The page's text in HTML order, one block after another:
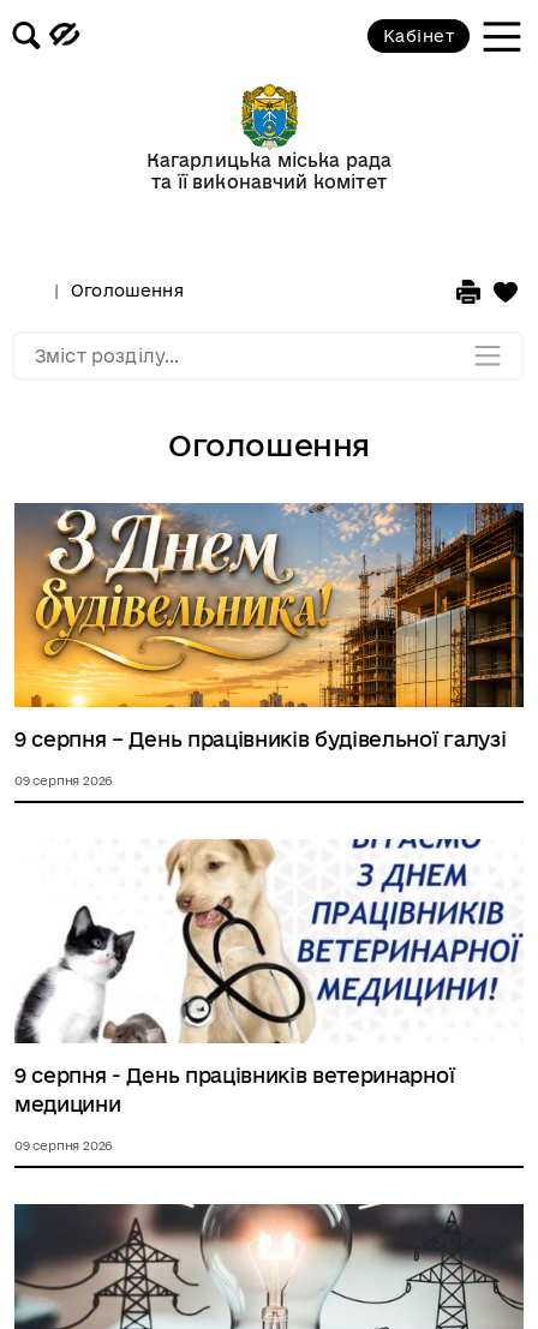
Кагарлицька міська рада
та її виконавчий комітет
Кабінет
Оголошення
Оголошення
9 серпня – День працівників будівельної галузі
09 серпня 2026
9 серпня - День працівників ветеринарної
медицини
09 серпня 2026
Зміст розділу...